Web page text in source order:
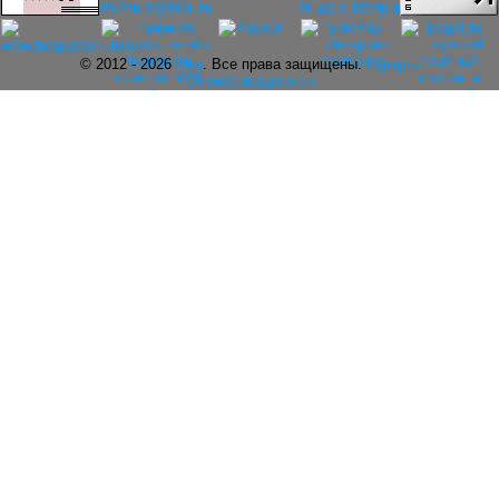
© 2012 - 2026rolar. Все права защищены.Оферта
Служба поддержки